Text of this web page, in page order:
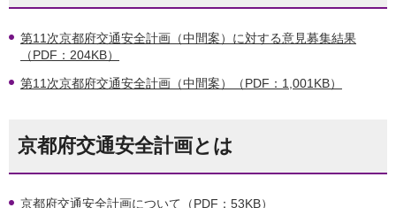
第11次京都府交通安全計画（中間案）に対する意見募集結果
（PDF：204KB）
第11次京都府交通安全計画（中間案）（PDF：1,001KB）
京都府交通安全計画とは
京都府交通安全計画について（PDF：53KB）